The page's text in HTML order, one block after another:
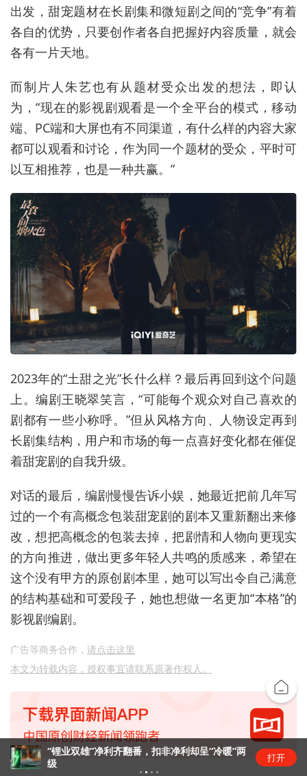
出发，甜宠题材在长剧集和微短剧之间的“竞争”有着
各自的优势，只要创作者各自把握好内容质量，就会
各有一片天地。
而制片人朱艺也有从题材受众出发的想法，即认
为，“现在的影视剧观看是一个全平台的模式，移动
端、PC端和大屏也有不同渠道，有什么样的内容大家
都可以观看和讨论，作为同一个题材的受众，平时可
以互相推荐，也是一种共赢。”
2023年的“土甜之光”长什么样？最后再回到这个问题
上。编剧王晓翠笑言，“可能每个观众对自己喜欢的
剧都有一些小称呼。”但从风格方向、人物设定再到
长剧集结构，用户和市场的每一点喜好变化都在催促
着甜宠剧的自我升级。
对话的最后，编剧慢慢告诉小娱，她最近把前几年写
过的一个有高概念包装甜宠剧的剧本又重新翻出来修
改，想把高概念的包装去掉，把剧情和人物向更现实
的方向推进，做出更多年轻人共鸣的质感来，希望在
这个没有甲方的原创剧本里，她可以写出令自己满意
的结构基础和可爱段子，她也想做一名更加“本格”的
影视剧编剧。
广告等商务合作， 请点击这里
本文为转载内容，授权事宜请联系原著作权人。
“锂业双雄”净利齐翻番，扣非净利却呈“冷暖”两
级
打开